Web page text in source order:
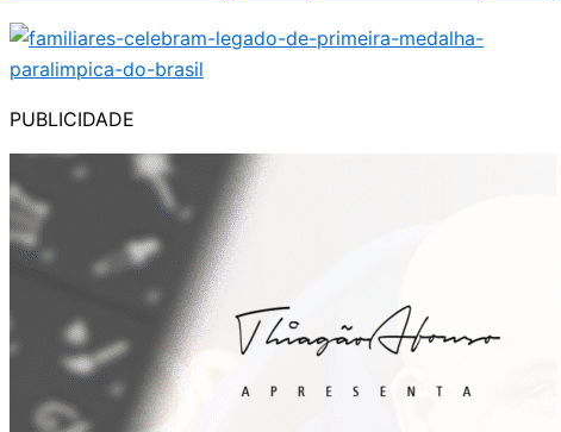
PUBLICIDADE